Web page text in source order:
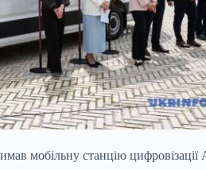
мобільну станцію